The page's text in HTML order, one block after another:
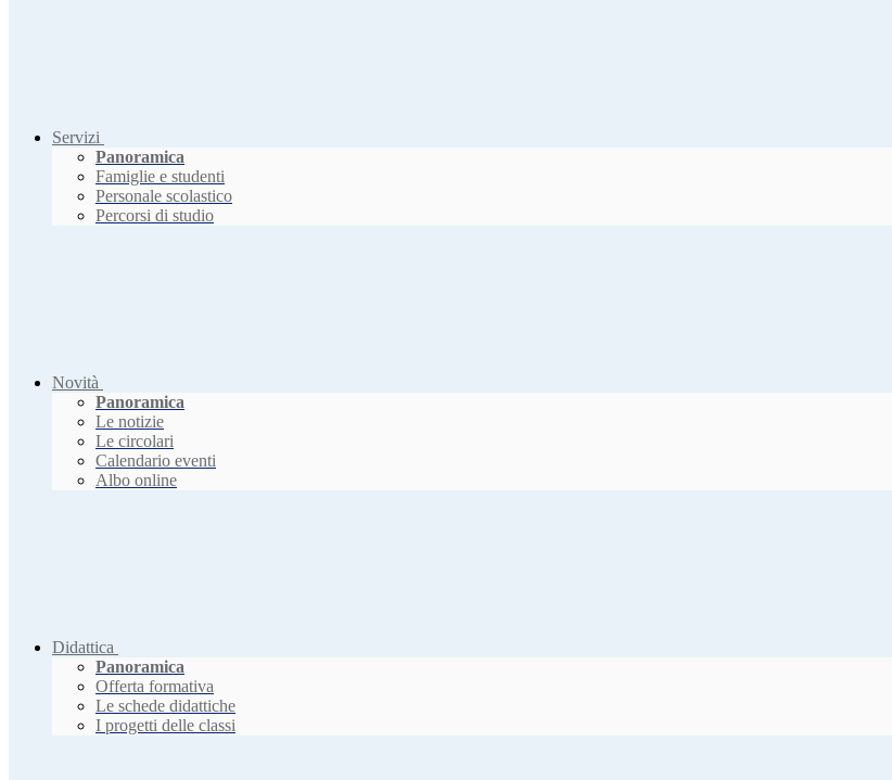
Servizi
Panoramica
Famiglie e studenti
Personale scolastico
Percorsi di studio
Novità
Panoramica
Le notizie
Le circolari
Calendario eventi
Albo online
Didattica
Panoramica
Offerta formativa
Le schede didattiche
I progetti delle classi